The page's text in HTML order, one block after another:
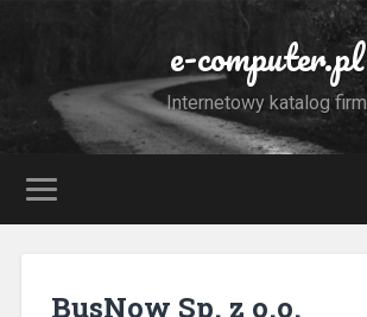
e-computer.pl
Internetowy katalog firm
BusNow Sp. z o.o.